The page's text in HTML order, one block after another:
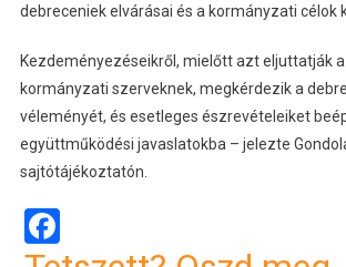
debreceniek elvárásai és a kormányzati célok
Kezdeményezéseikről, mielőtt azt eljuttatják
kormányzati szerveknek, megkérdezik a
véleményét, és esetleges észrevételeiket
együttműködési javaslatokba – jelezte
sajtótájékoztatón.
Facebook